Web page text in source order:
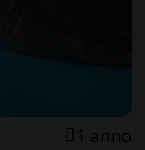
1 anno